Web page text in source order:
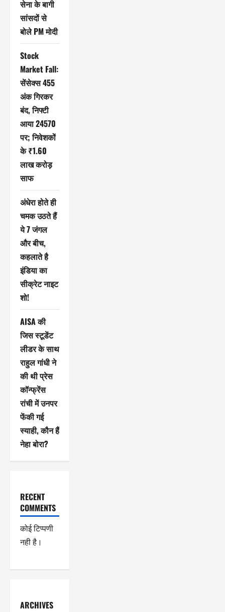
सेना के बागी
सांसदों से
बोले PM मोदी
Stock
Market Fall:
सेंसेक्स 455
अंक गिरकर
बंद, निफ्टी
आया 24570
पर; निवेशकों
के ₹1.60
लाख करोड़
साफ
अंधेरा होते ही
चमक उठते हैं
ये 7 जंगल
और बीच,
कहलाते है
इंडिया का
सीक्रेट नाइट
शो!
AISA की
जिस स्टूडेंट
लीडर के साथ
राहुल गांधी ने
की थी प्रेस
कॉन्फ्रेंस
रांची में उनपर
फेंकी गई
स्याही, कौन हैं
नेहा बोरा?
RECENT
COMMENTS
कोई टिप्पणी
नही है।
ARCHIVES